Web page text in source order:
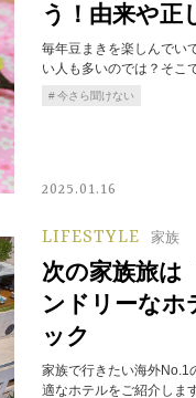
う！由来や正
毎年豆まきを楽しんでい
い人も多いのでは？そこ
今さら聞けない
2025.01.16
LIFESTYLE 家族
次の家族旅は
ンドリーなホ
ック
家族で行きたい海外No.1
適なホテルをご紹介しま